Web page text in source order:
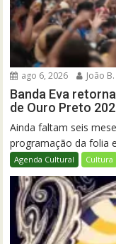
ago 6, 2026 João
Banda Eva
de Ouro Preto
Ainda faltam seis
programação da folia
Agenda Cultural Cultura